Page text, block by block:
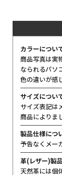
カラーについ
商品写真は実
なられるパソ
色の違いが感
サイズについ
サイズ表記は
商品によりま
製品仕様につ
予告なくメー
革(レザー)製
天然革には個